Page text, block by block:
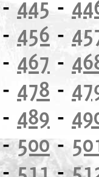
445 -
- 456 -
- 467 -
- 478 -
- 489 -
500-
511-